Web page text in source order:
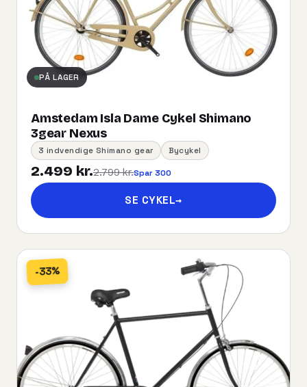
PÅ LAGER
Amstedam Isla Dame Cykel Shimano
3gear Nexus
3 indvendige Shimano gear Bycykel
2.499 kr.2.799 kr.Spar 300
SE CYKEL→
-33%